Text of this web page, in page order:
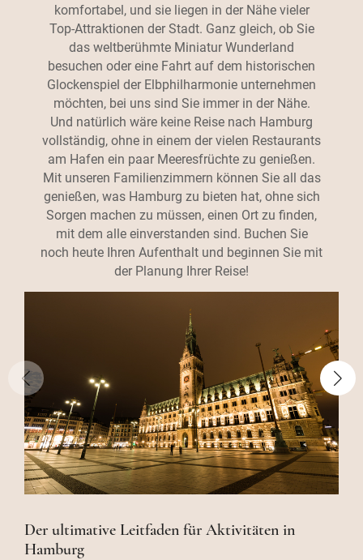
komfortabel, und sie liegen in der Nähe vieler
Top-Attraktionen der Stadt. Ganz gleich, ob Sie
das weltberühmte Miniatur Wunderland
besuchen oder eine Fahrt auf dem historischen
Glockenspiel der Elbphilharmonie unternehmen
möchten, bei uns sind Sie immer in der Nähe.
Und natürlich wäre keine Reise nach Hamburg
vollständig, ohne in einem der vielen Restaurants
am Hafen ein paar Meeresfrüchte zu genießen.
Mit unseren Familienzimmern können Sie all das
genießen, was Hamburg zu bieten hat, ohne sich
Sorgen machen zu müssen, einen Ort zu finden,
mit dem alle einverstanden sind. Buchen Sie
noch heute Ihren Aufenthalt und beginnen Sie mit
der Planung Ihrer Reise!
Der ultimative Leitfaden für Aktivitäten in
Hamburg